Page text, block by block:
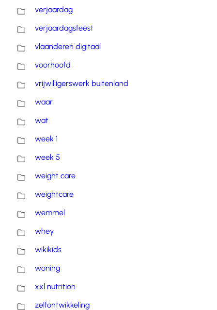
verjaardag
verjaardagsfeest
vlaanderen digitaal
voorhoofd
vrijwilligerswerk buitenland
waar
wat
week 1
week 5
weight care
weightcare
wemmel
whey
wikikids
woning
xxl nutrition
zelfontwikkeling